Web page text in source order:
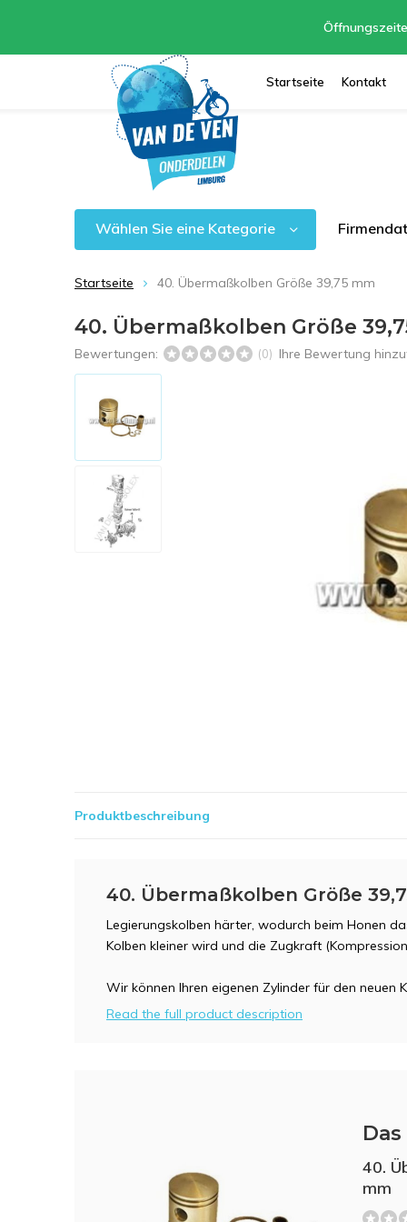
Startseite Kontakt
Wählen Sie eine Kategorie
Startseite 40. Übermaßkolben Größe 39,75 mm
40. Übermaßkolben Größe
Bewertungen: (0) Ihre Bewertung
Produktbeschreibung
40. Übermaßkolben Größe
Legierungskolben härter, wodurch beim Honen
Kolben kleiner wird und die Zugkraft
Wir können Ihren eigenen Zylinder für den neuen
Read the full product description
40.
mm